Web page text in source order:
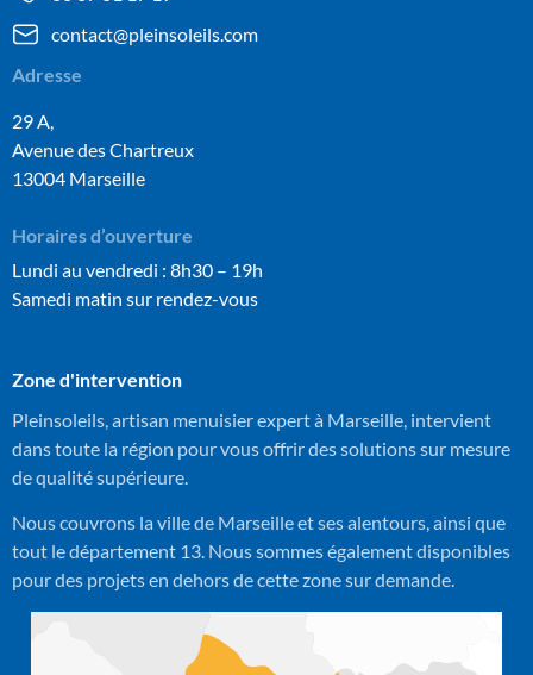
contact@pleinsoleils.com
Adresse
29 A,
Avenue des Chartreux
13004 Marseille
Horaires d’ouverture
Lundi au vendredi : 8h30 – 19h
Samedi matin sur rendez-vous
Zone d'intervention
Pleinsoleils, artisan menuisier expert à Marseille, intervient
dans toute la région pour vous offrir des solutions sur mesure
de qualité supérieure.
Nous couvrons la ville de Marseille et ses alentours, ainsi que
tout le département 13. Nous sommes également disponibles
pour des projets en dehors de cette zone sur demande.